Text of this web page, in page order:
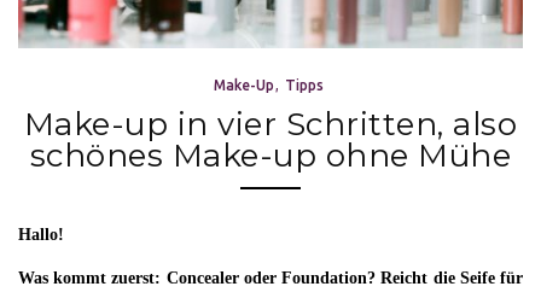
Make-Up Tipps
Make-up in vier Schritten, also
schönes Make-up ohne Mühe
Hallo!
Was kommt zuerst: Concealer oder Foundation? Reicht die Seife für